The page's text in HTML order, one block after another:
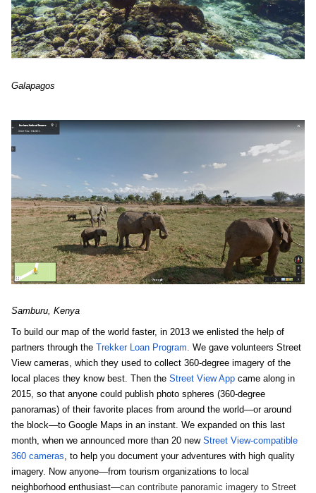
Galapagos
Samburu, Kenya
To build our map of the world faster, in 2013 we enlisted the help of
partners through the Trekker Loan Program We gave volunteers Street
View cameras, which they used to collect 360-degree imagery of the
local places they know best. Then the Street View App came along in
2015, so that anyone could publish photo spheres (360-degree
panoramas) of their favorite places from around the world—or around
the block—to Google Maps in an instant. We expanded on this last
month, when we announced more than 20 new Street View-compatible
360 cameras , to help you document your adventures with high quality
imagery. Now anyone—from tourism organizations to local
neighborhood enthusiast—can contribute panoramic imagery to Street